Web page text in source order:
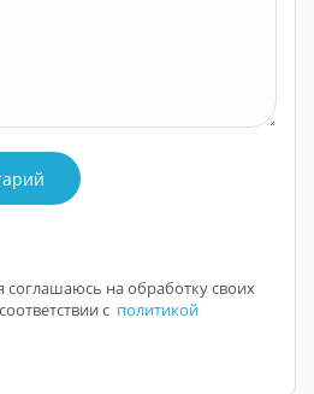
соглашаюсь на обработку своих
с политикой